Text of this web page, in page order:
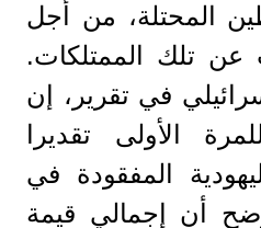
المحتلة، من أجل
عن تلك الممتلكات.
في تقرير، إن
الأولى تقديرا
المفقودة في
أن إجمالي قيمة